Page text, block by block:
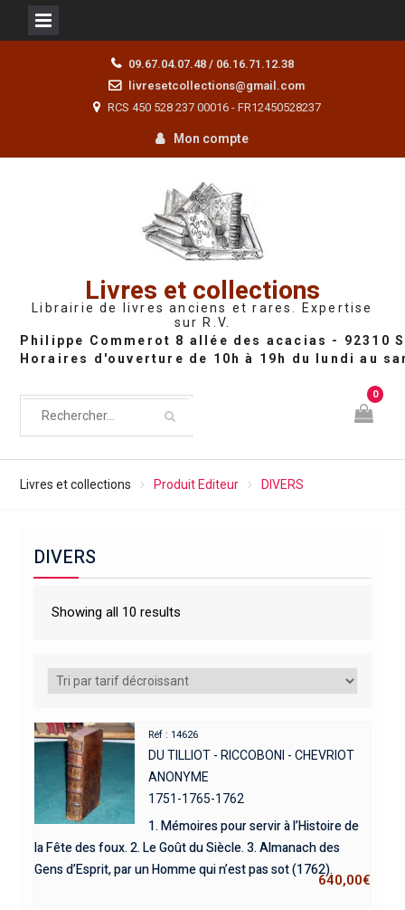
09.67.04.07.48 / 06.16.71.12.38
livresetcollections@gmail.com
RCS 450 528 237 00016 - FR12450528237
Mon compte
Livres et collections
Librairie de livres anciens et rares. Expertise
sur R.V.
0
Livres et collections Produit Editeur DIVERS
DIVERS
Showing all 10 results
Réf : 14626
DU TILLIOT - RICCOBONI - CHEVRIOT
ANONYME
1751-1765-1762
1. Mémoires pour servir à l’Histoire de
la Fête des foux. 2. Le Goût du Siècle. 3. Almanach des
Gens d’Esprit, par un Homme qui n’est pas sot (1762).
640,00€